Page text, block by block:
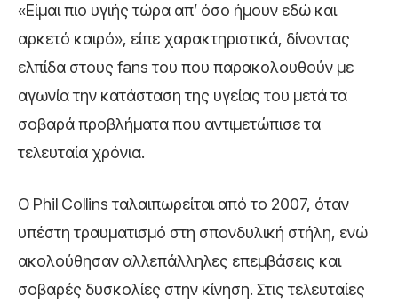
«Είμαι πιο υγιής τώρα απ’ όσο ήμουν εδώ και
αρκετό καιρό», είπε χαρακτηριστικά, δίνοντας
ελπίδα στους fans του που παρακολουθούν με
αγωνία την κατάσταση της υγείας του μετά τα
σοβαρά προβλήματα που αντιμετώπισε τα
τελευταία χρόνια.
Ο Phil Collins ταλαιπωρείται από το 2007, όταν
υπέστη τραυματισμό στη σπονδυλική στήλη, ενώ
ακολούθησαν αλλεπάλληλες επεμβάσεις και
σοβαρές δυσκολίες στην κίνηση. Στις τελευταίες